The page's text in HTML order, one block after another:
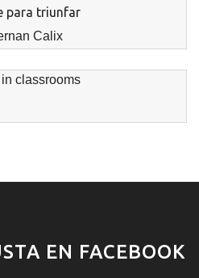
para triunfar
Calix
classrooms
EN FACEBOOK